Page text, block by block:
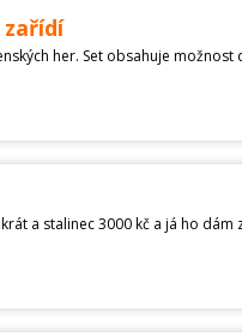
a stalinec 3000 kč a já ho dám